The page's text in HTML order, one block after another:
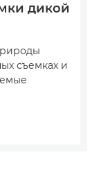
дикой
съемках и